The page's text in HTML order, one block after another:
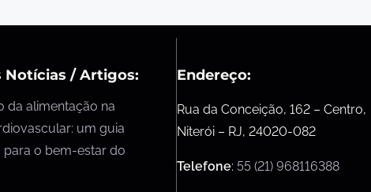
Notícias / Artigos:
da alimentação na
um guia
o bem-estar do
Endereço:
Rua da Conceição, 162 – Centro,
Niterói – RJ, 24020-082
Telefone: 55 (21) 968116388